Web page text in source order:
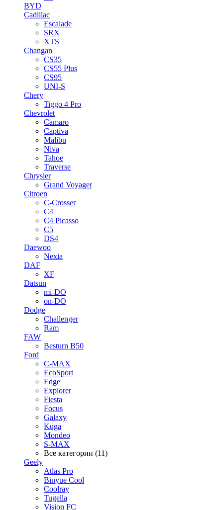
BYD
Cadillac
Escalade
SRX
XTS
Changan
CS35
CS55 Plus
CS95
UNI-S
Chery
Tiggo 4 Pro
Chevrolet
Camaro
Captiva
Malibu
Niva
Tahoe
Traverse
Chrysler
Grand Voyager
Citroen
C-Crosser
C4
C4 Picasso
C5
DS4
Daewoo
Nexia
DAF
XF
Datsun
mi-DO
on-DO
Dodge
Challenger
Ram
FAW
Besturn B50
Ford
C-MAX
EcoSport
Edge
Explorer
Fiesta
Focus
Galaxy
Kuga
Mondeo
S-MAX
Все категории (11)
Geely
Atlas Pro
Binyue Cool
Coolray
Tugella
Vision FC